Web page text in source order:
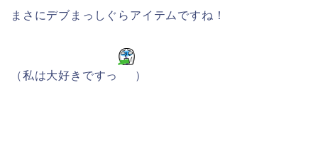
まさにデブまっしぐらアイテムですね！
（私は大好きですっ ）